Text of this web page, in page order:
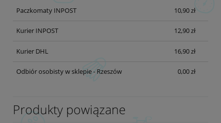
Paczkomaty INPOST 10,90 zł
Kurier INPOST 12,90 zł
Kurier DHL 16,90 zł
Odbiór osobisty w sklepie - Rzeszów 0,00 zł
Produkty powiązane